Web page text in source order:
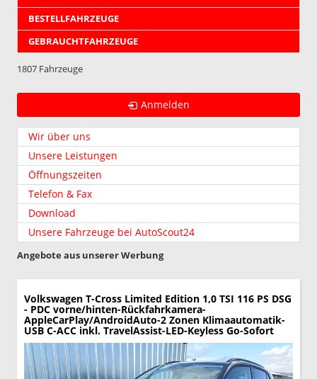
BESTELLFAHRZEUGE
GEBRAUCHTFAHRZEUGE
1807 Fahrzeuge
Anmelden
Wir über uns
Unsere Leistungen
Öffnungszeiten
Telefon & Fax
Download
Unsere Fahrzeuge bei AutoScout24
Angebote aus unserer Werbung
Volkswagen T-Cross Limited Edition 1,0 TSI 116 PS DSG
- PDC vorne/hinten-Rückfahrkamera-
AppleCarPlay/AndroidAuto-2 Zonen Klimaautomatik-
USB C-ACC inkl. TravelAssist-LED-Keyless Go-Sofort